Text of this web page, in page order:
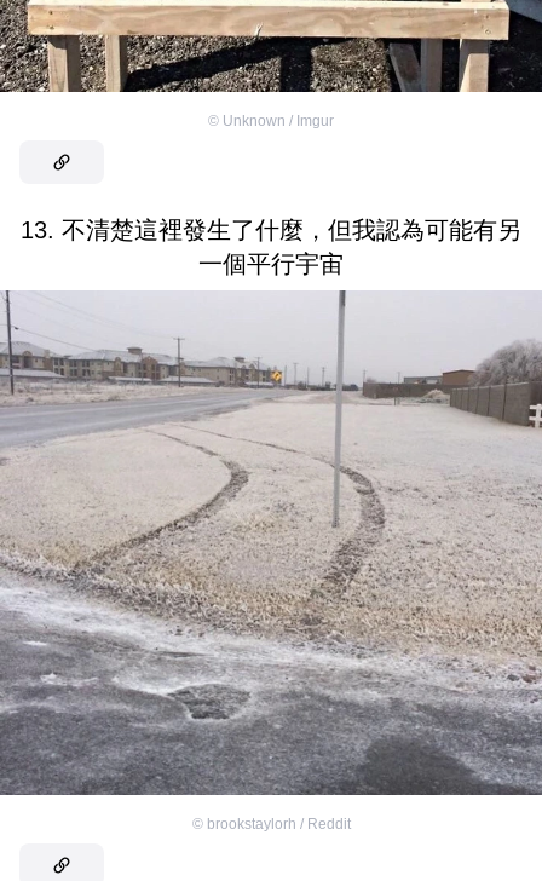
© Unknown / Imgur
13. 不清楚這裡發生了什麼，但我認為可能有另
一個平行宇宙
© brookstaylorh / Reddit